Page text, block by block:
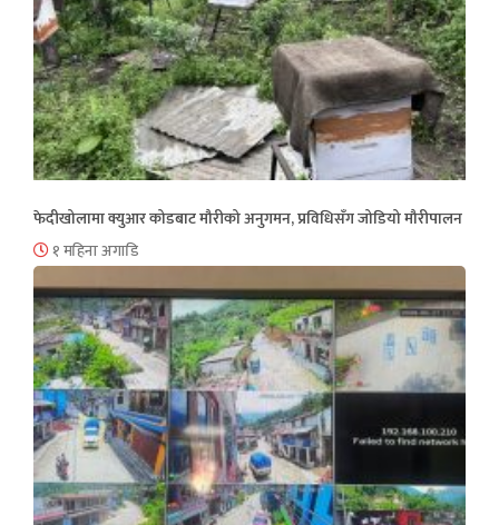
फेदीखोलामा क्युआर कोडबाट मौरीको अनुगमन, प्रविधिसँग जोडियो मौरीपालन
१ महिना अगाडि